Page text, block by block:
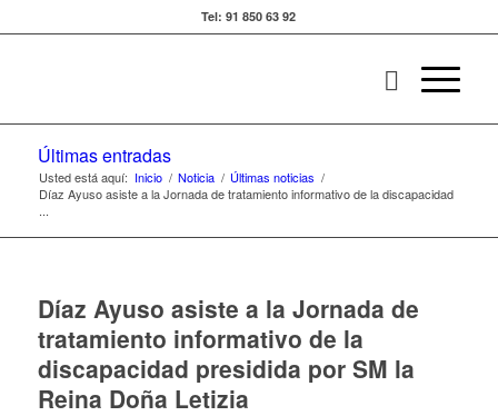
Tel: 91 850 63 92
Últimas entradas
Usted está aquí: Inicio / Noticia / Últimas noticias /
Díaz Ayuso asiste a la Jornada de tratamiento informativo de la discapacidad
...
Díaz Ayuso asiste a la Jornada de
tratamiento informativo de la
discapacidad presidida por SM la
Reina Doña Letizia